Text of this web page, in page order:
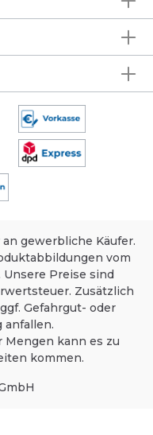
gewerbliche Käufer.
vom
Preise sind
Zusätzlich
Gefahrgut- oder
anfallen.
kann es zu
kommen.